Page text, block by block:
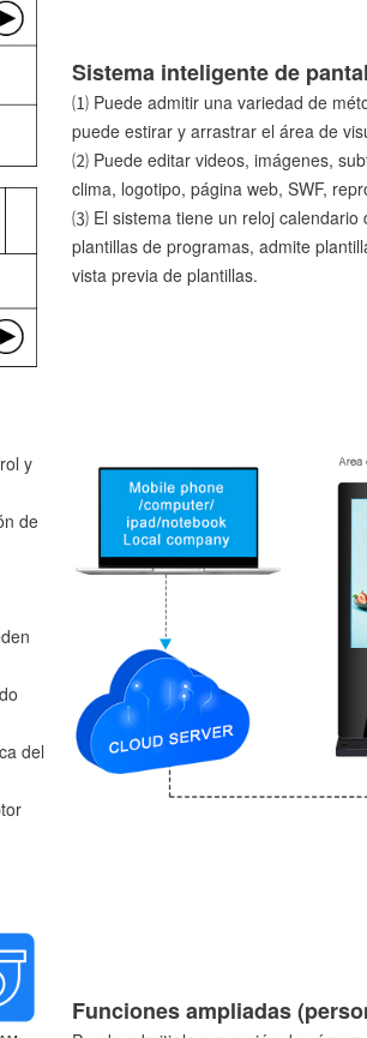
Sistema inteligente de
⑴ Puede admitir una variedad de
puede estirar y arrastrar el área de
⑵ Puede editar videos, imágenes,
clima, logotipo, página web, SWF,
⑶ El sistema tiene un reloj calendario
plantillas de programas, admite
vista previa de plantillas.
y
de
del
Funciones ampliadas